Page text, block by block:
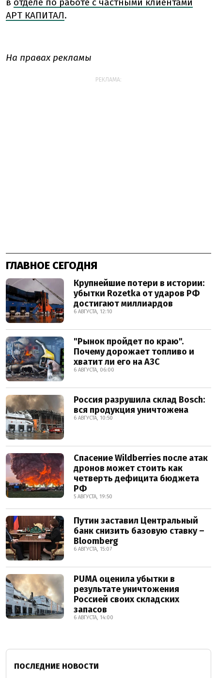
АРТ КАПИТАЛ.
На правах рекламы
РЕКЛАМА:
ГЛАВНОЕ СЕГОДНЯ
Крупнейшие потери в истории:
убытки Rozetka от ударов РФ
достигают миллиардов
6 АВГУСТА, 12:10
"Рынок пройдет по краю".
Почему дорожает топливо и
хватит ли его на АЗС
6 АВГУСТА, 06:00
Россия разрушила склад Bosch:
вся продукция уничтожена
6 АВГУСТА, 10:50
Спасение Wildberries после атак
дронов может стоить как
четверть дефицита бюджета
РФ
5 АВГУСТА, 19:50
Путин заставил Центральный
банк снизить базовую ставку –
Bloomberg
6 АВГУСТА, 15:07
PUMA оценила убытки в
результате уничтожения
Россией своих складских
запасов
6 АВГУСТА, 14:00
ПОСЛЕДНИЕ НОВОСТИ